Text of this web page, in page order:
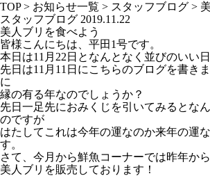
TOP> お知らせ一覧 > スタッフブログ >
スタッフブログ 2019.11.22
美人ブリを食べよう
皆様こんにちは、平田1号です。
本日は11月22日となんとなく並びのいい
先日は11月11日にこちらのブログを書き
に
縁の有る年なのでしょうか？
先日一足先におみくじを引いてみるとな
のですが
はたしてこれは今年の運なのか来年の運
す。
さて、今月から鮮魚コーナーでは昨年か
美人ブリを販売しております！